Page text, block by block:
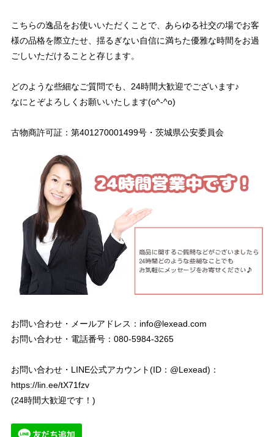
こちらの逸品をお使いいただくことで、あらゆる社交の場でお客
様の品格を際立たせ、揺るぎない自信に満ちた優雅な時間をお過
ごしいただけることと存じます。
どのような些細なご質問でも、24時間大歓迎でございます♪
なにとぞよろしくお願いいたします(o^-^o)
古物商許可証：第401270001499号・茨城県公安委員会
お問い合わせ・メールアドレス： info@lexead.com
お問い合わせ・電話番号：080-5984-3265
お問い合わせ・LINE公式アカウント(ID：@Lexead)：
https://lin.ee/tX71fzv
(24時間大歓迎です！)